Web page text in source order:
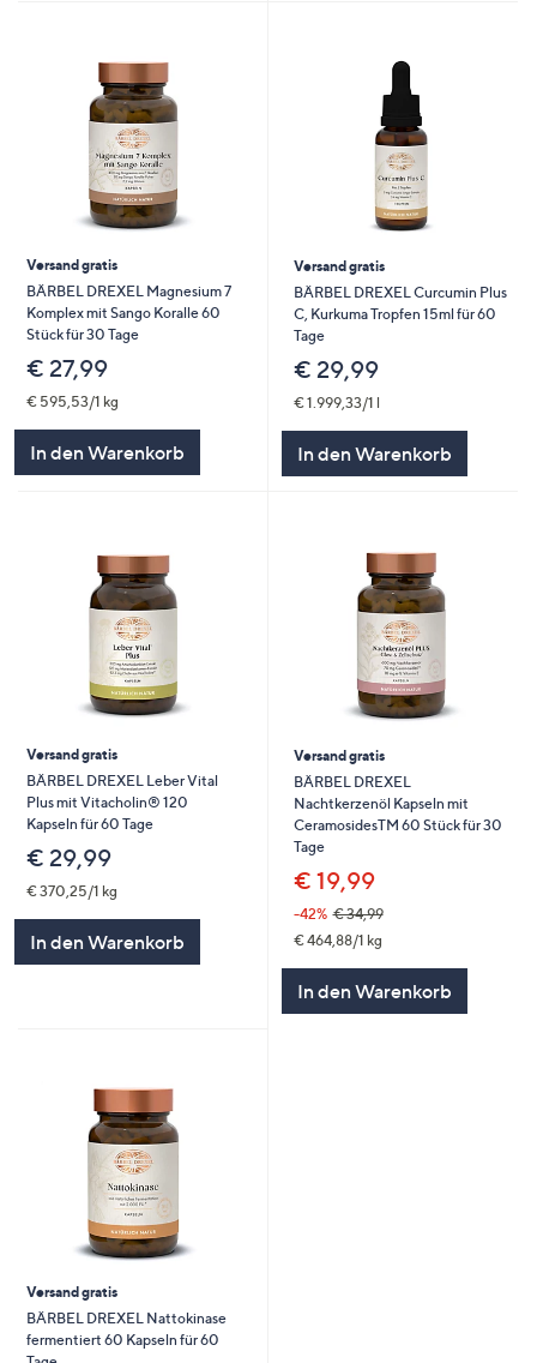
Versand gratis
BÄRBEL DREXEL Magnesium 7
Komplex mit Sango Koralle 60
Stück für 30 Tage
€ 27,99
€ 595,53/1 kg
In den Warenkorb
Versand gratis
BÄRBEL DREXEL Curcumin Plus
C, Kurkuma Tropfen 15ml für 60
Tage
€ 29,99
€ 1.999,33/1 l
In den Warenkorb
Versand gratis
BÄRBEL DREXEL Leber Vital
Plus mit Vitacholin® 120
Kapseln für 60 Tage
€ 29,99
€ 370,25/1 kg
In den Warenkorb
Versand gratis
BÄRBEL DREXEL
Nachtkerzenöl Kapseln mit
CeramosidesTM 60 Stück für 30
Tage
€ 19,99
-42% € 34,99
€ 464,88/1 kg
In den Warenkorb
Versand gratis
BÄRBEL DREXEL Nattokinase
fermentiert 60 Kapseln für 60